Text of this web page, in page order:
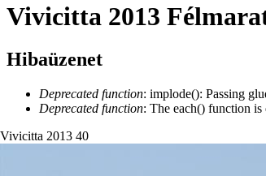
Vivicitta 2013
Hibaüzenet
Deprecated function: implode(): Passing
Deprecated function: The each() function is
Vivicitta 2013 40